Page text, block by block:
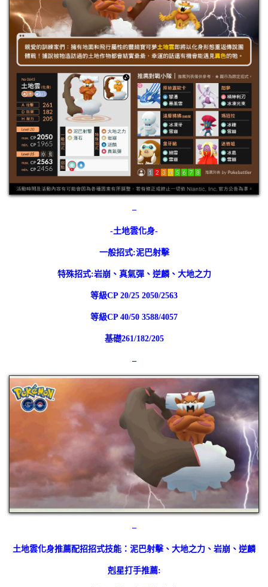
–
-土地雲化身-
一般招式:泥巴射擊
特殊招式:岩崩、真氣彈、逆麟、大地之力
等級CP 20/25 2050/2563
等級CP 40/50 3588/4057
基礎261/182/205
–
–
土地雲化身推薦配招招式技能：泥巴射擊、大地之力、岩崩、逆麟
剋星打手推薦: